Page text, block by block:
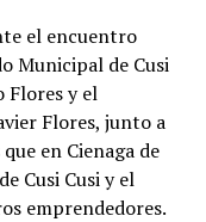
el encuentro
Municipal de Cusi
Flores y el
Flores, junto a
en Cienaga de
Cusi Cusi y el
emprendedores.